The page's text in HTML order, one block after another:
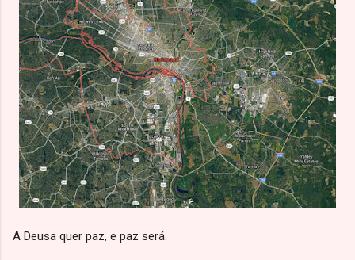
A Deusa quer paz, e paz será.